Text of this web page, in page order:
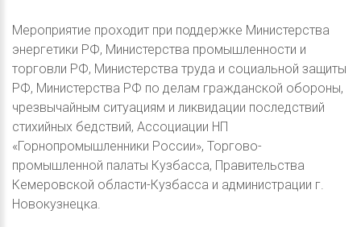
Мероприятие проходит при поддержке Министерства
энергетики РФ, Министерства промышленности и
торговли РФ, Министерства труда и социальной защиты
РФ, Министерства РФ по делам гражданской обороны,
чрезвычайным ситуациям и ликвидации последствий
стихийных бедствий, Ассоциации НП
«Горнопромышленники России», Торгово-
промышленной палаты Кузбасса, Правительства
Кемеровской области-Кузбасса и администрации г.
Новокузнецка.